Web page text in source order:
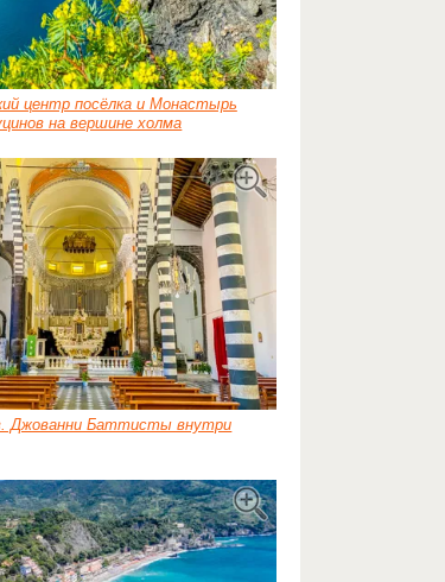
центр посёлка и Монастырь
на вершине холма
Джованни Баттисты внутри